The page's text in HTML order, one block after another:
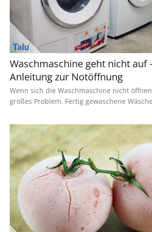
Waschmaschine geht nicht auf
Anleitung zur Notöffnung
Wenn sich die Waschmaschine nicht
großes Problem. Fertig gewaschene